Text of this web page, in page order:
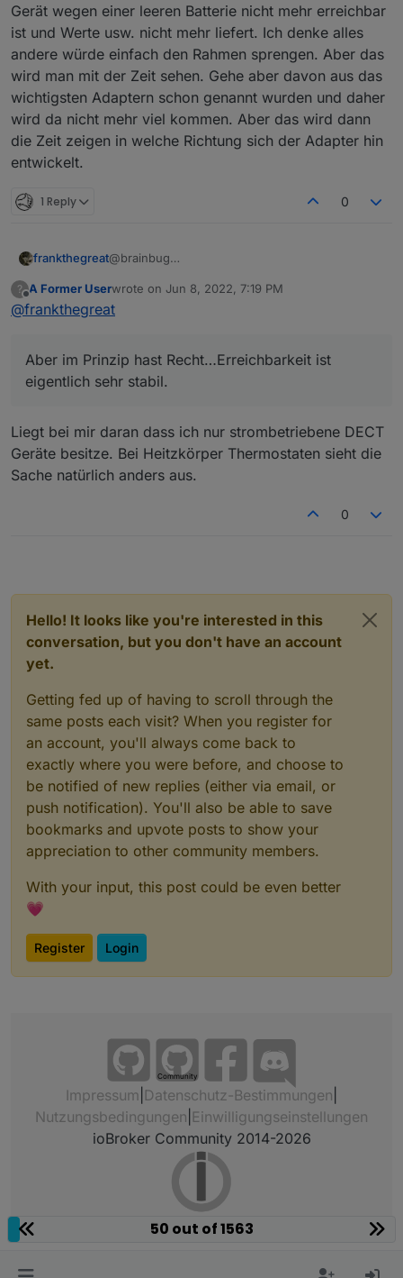
Gerät wegen einer leeren Batterie nicht mehr erreichbar
ist und Werte usw. nicht mehr liefert. Ich denke alles
andere würde einfach den Rahmen sprengen. Aber das
wird man mit der Zeit sehen. Gehe aber davon aus das
wichtigsten Adaptern schon genannt wurden und daher
wird da nicht mehr viel kommen. Aber das wird dann
die Zeit zeigen in welche Richtung sich der Adapter hin
entwickelt.
1 Reply 0
frankthegreat@brainbug
kommt der DB.
Ok, ich krieg dann eine Pushnachricht von der
Aber im Prinzip hast Recht…Erreichbarkeit ist
eigentlich sehr stabil.
?
Offline
A Former Userwrote on Jun 8, 2022, 7:19 PM
last edited by
@frankthegreat
Aber im Prinzip hast Recht…Erreichbarkeit ist
eigentlich sehr stabil.
Liegt bei mir daran dass ich nur strombetriebene DECT
Geräte besitze. Bei Heitzkörper Thermostaten sieht die
Sache natürlich anders aus.
0
Hello! It looks like you're interested in this
conversation, but you don't have an account
yet.
Getting fed up of having to scroll through the
same posts each visit? When you register for
an account, you'll always come back to
exactly where you were before, and choose to
be notified of new replies (either via email, or
push notification). You'll also be able to save
bookmarks and upvote posts to show your
appreciation to other community members.
With your input, this post could be even better
💗
Register Login
Community
Impressum Datenschutz-Bestimmungen
Nutzungsbedingungen Einwilligungseinstellungen
ioBroker Community 2014-2026
50 out of 1563